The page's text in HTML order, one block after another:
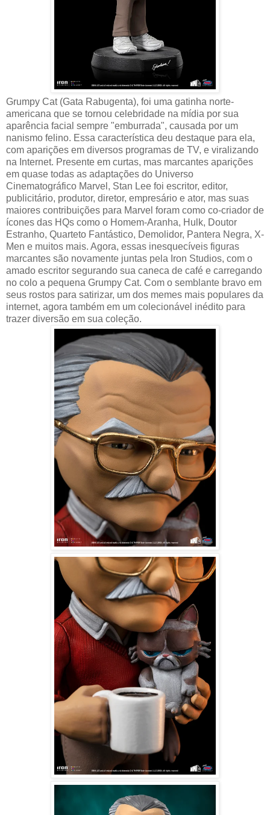
Grumpy Cat (Gata Rabugenta), foi uma gatinha norte-
americana que se tornou celebridade na mídia por sua
aparência facial sempre "emburrada", causada por um
nanismo felino. Essa característica deu destaque para ela,
com aparições em diversos programas de TV, e viralizando
na Internet. Presente em curtas, mas marcantes aparições
em quase todas as adaptações do Universo
Cinematográfico Marvel, Stan Lee foi escritor, editor,
publicitário, produtor, diretor, empresário e ator, mas suas
maiores contribuições para Marvel foram como co-criador de
ícones das HQs como o Homem-Aranha, Hulk, Doutor
Estranho, Quarteto Fantástico, Demolidor, Pantera Negra, X-
Men e muitos mais. Agora, essas inesquecíveis figuras
marcantes são novamente juntas pela Iron Studios, com o
amado escritor segurando sua caneca de café e carregando
no colo a pequena Grumpy Cat. Com o semblante bravo em
seus rostos para satirizar, um dos memes mais populares da
internet, agora também em um colecionável inédito para
trazer diversão em sua coleção.